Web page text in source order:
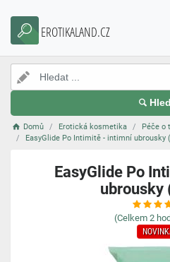
EROTIKALAND.CZ
Domů Erotická kosmetika
Péče o
EasyGlide Po Intimitě - intimní ubrousky
EasyGlide Po
ubrousky
(Celkem 2